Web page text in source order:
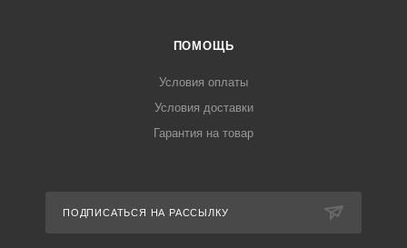
ПОМОЩЬ
Условия оплаты
Условия доставки
Гарантия на товар
ПОДПИСАТЬСЯ НА РАССЫЛКУ